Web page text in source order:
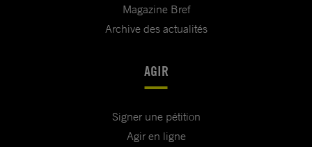
Magazine Bref
Archive des actualités
AGIR
Signer une pétition
Agir en ligne